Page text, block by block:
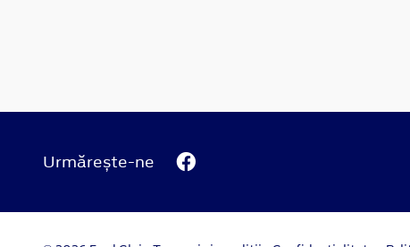
Urmărește-ne